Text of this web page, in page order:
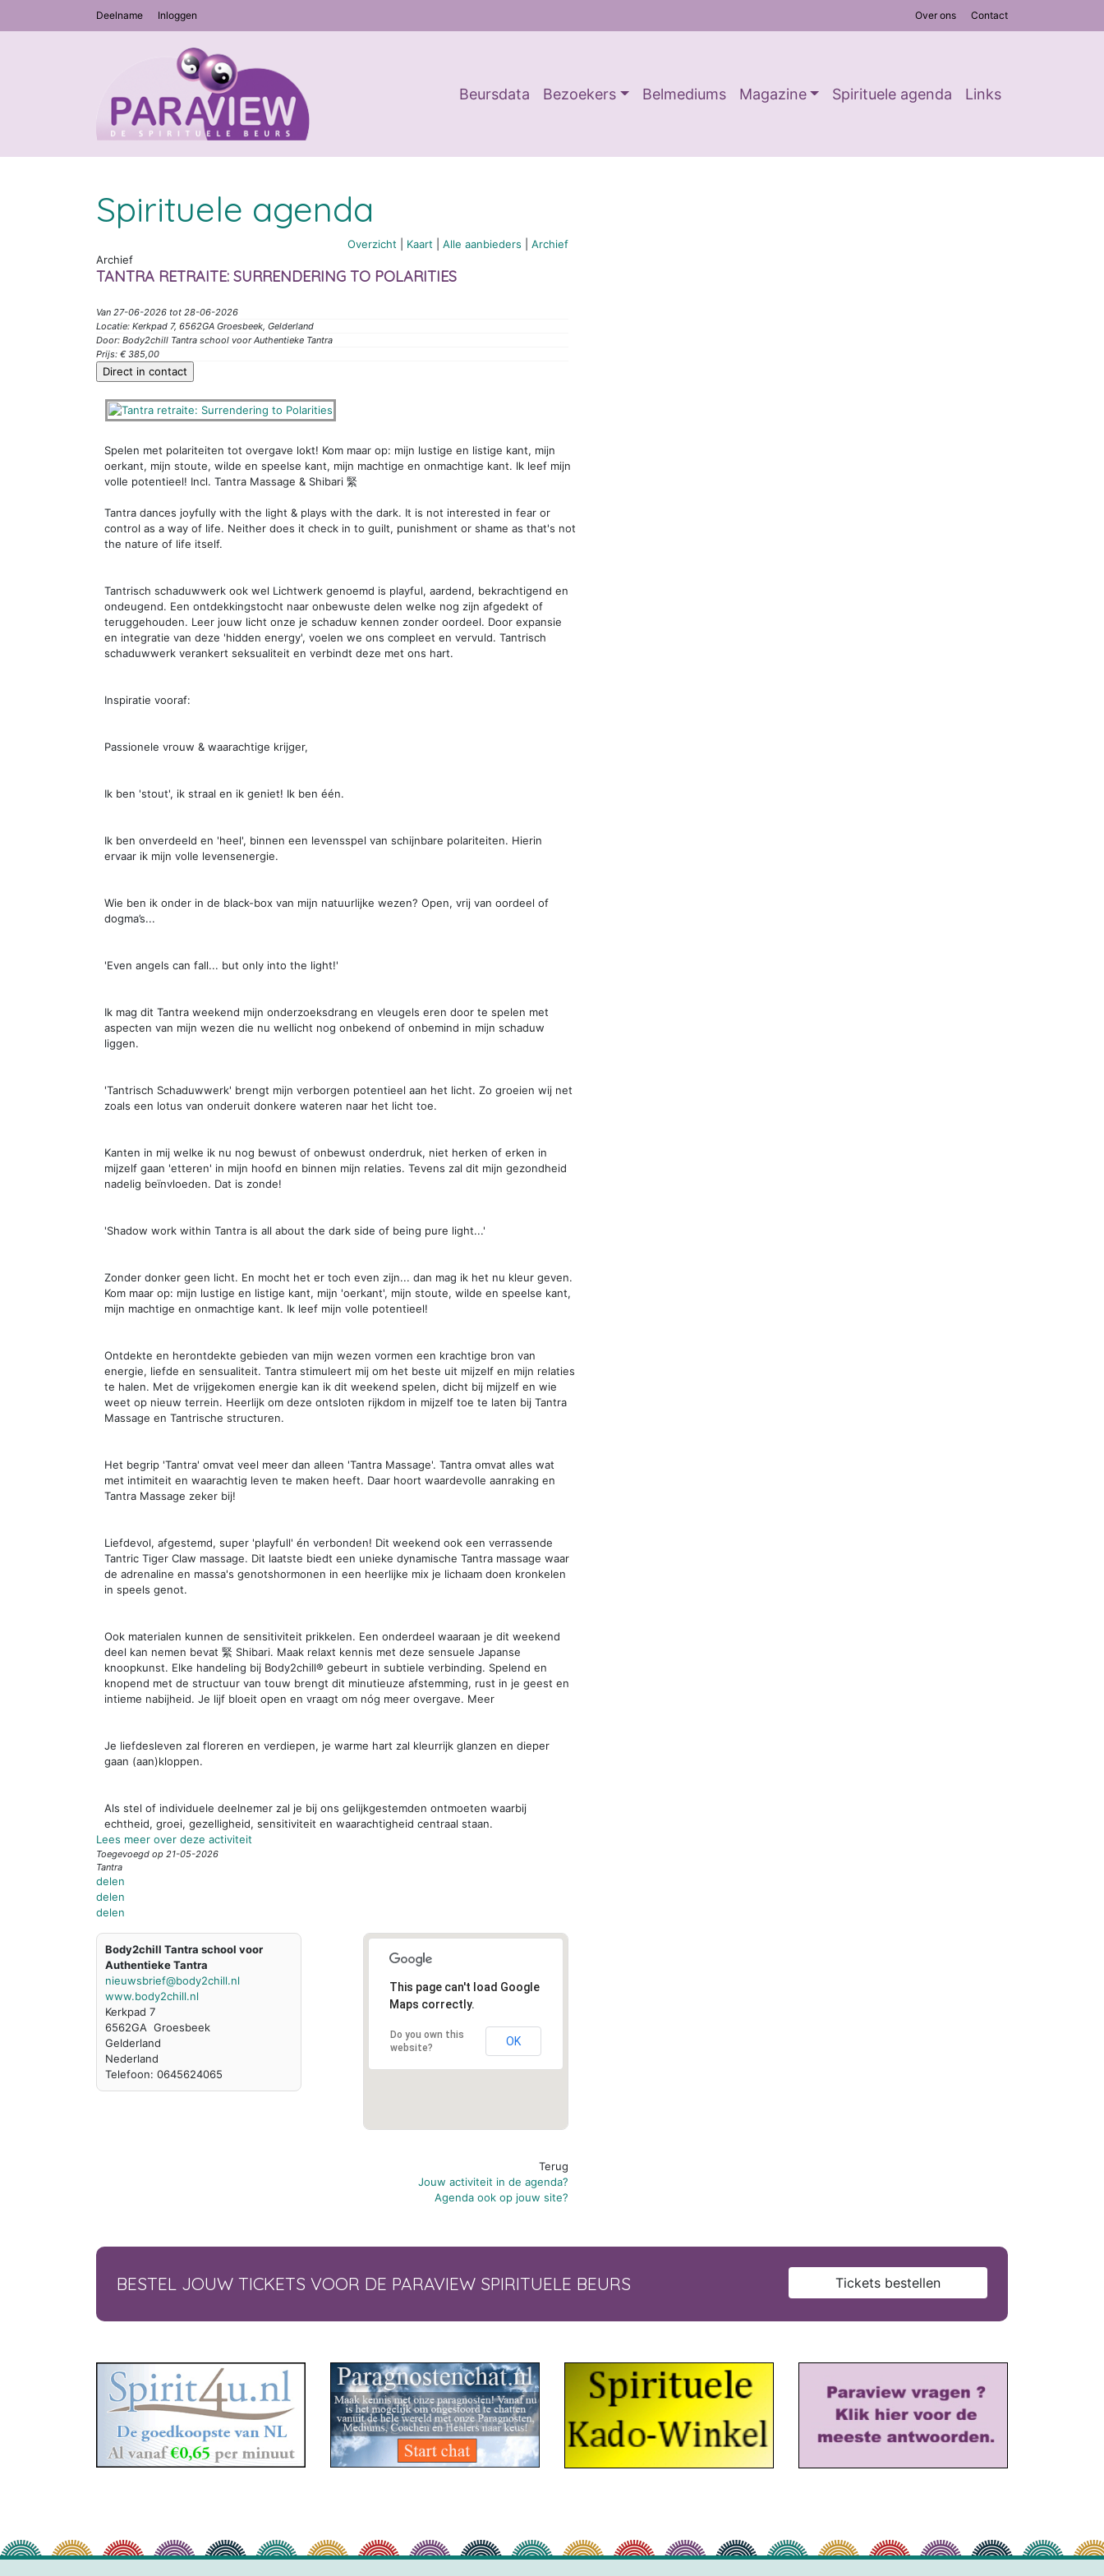
Deelname Inloggen Over ons Contact
Beursdata Bezoekers Belmediums Magazine Spirituele agenda Links
Spirituele agenda
Overzicht Kaart Alle aanbieders
Archief
Archief
TANTRA RETRAITE: SURRENDERING TO POLARITIES
Van 27-06-2026 tot 28-06-2026
Locatie: Kerkpad 7, 6562GA Groesbeek, Gelderland
Door: Body2chill Tantra school voor Authentieke Tantra
Prijs: € 385,00
Spelen met polariteiten tot overgave lokt! Kom maar op: mijn lustige en listige kant, mijn
oerkant, mijn stoute, wilde en speelse kant, mijn machtige en onmachtige kant. Ik leef mijn
volle potentieel! Incl. Tantra Massage & Shibari 緊
Tantra dances joyfully with the light & plays with the dark. It is not interested in fear or
control as a way of life. Neither does it check in to guilt, punishment or shame as that's not
the nature of life itself.
Tantrisch schaduwwerk ook wel Lichtwerk genoemd is playful, aardend, bekrachtigend en
ondeugend. Een ontdekkingstocht naar onbewuste delen welke nog zijn afgedekt of
teruggehouden. Leer jouw licht onze je schaduw kennen zonder oordeel. Door expansie
en integratie van deze 'hidden energy', voelen we ons compleet en vervuld. Tantrisch
schaduwwerk verankert seksualiteit en verbindt deze met ons hart.
Inspiratie vooraf:
Passionele vrouw & waarachtige krijger,
Ik ben 'stout', ik straal en ik geniet! Ik ben één.
Ik ben onverdeeld en 'heel', binnen een levensspel van schijnbare polariteiten. Hierin
ervaar ik mijn volle levensenergie.
Wie ben ik onder in de black-box van mijn natuurlijke wezen? Open, vrij van oordeel of
dogma’s...
'Even angels can fall... but only into the light!'
Ik mag dit Tantra weekend mijn onderzoeksdrang en vleugels eren door te spelen met
aspecten van mijn wezen die nu wellicht nog onbekend of onbemind in mijn schaduw
liggen.
'Tantrisch Schaduwwerk' brengt mijn verborgen potentieel aan het licht. Zo groeien wij net
zoals een lotus van onderuit donkere wateren naar het licht toe.
Kanten in mij welke ik nu nog bewust of onbewust onderdruk, niet herken of erken in
mijzelf gaan 'etteren' in mijn hoofd en binnen mijn relaties. Tevens zal dit mijn gezondheid
nadelig beïnvloeden. Dat is zonde!
'Shadow work within Tantra is all about the dark side of being pure light...'
Zonder donker geen licht. En mocht het er toch even zijn... dan mag ik het nu kleur geven.
Kom maar op: mijn lustige en listige kant, mijn 'oerkant', mijn stoute, wilde en speelse kant,
mijn machtige en onmachtige kant. Ik leef mijn volle potentieel!
Ontdekte en herontdekte gebieden van mijn wezen vormen een krachtige bron van
energie, liefde en sensualiteit. Tantra stimuleert mij om het beste uit mijzelf en mijn relaties
te halen. Met de vrijgekomen energie kan ik dit weekend spelen, dicht bij mijzelf en wie
weet op nieuw terrein. Heerlijk om deze ontsloten rijkdom in mijzelf toe te laten bij Tantra
Massage en Tantrische structuren.
Het begrip 'Tantra' omvat veel meer dan alleen 'Tantra Massage'. Tantra omvat alles wat
met intimiteit en waarachtig leven te maken heeft. Daar hoort waardevolle aanraking en
Tantra Massage zeker bij!
Liefdevol, afgestemd, super 'playfull' én verbonden! Dit weekend ook een verrassende
Tantric Tiger Claw massage. Dit laatste biedt een unieke dynamische Tantra massage waar
de adrenaline en massa's genotshormonen in een heerlijke mix je lichaam doen kronkelen
in speels genot.
Ook materialen kunnen de sensitiviteit prikkelen. Een onderdeel waaraan je dit weekend
deel kan nemen bevat 緊 Shibari. Maak relaxt kennis met deze sensuele Japanse
knoopkunst. Elke handeling bij Body2chill® gebeurt in subtiele verbinding. Spelend en
knopend met de structuur van touw brengt dit minutieuze afstemming, rust in je geest en
intieme nabijheid. Je lijf bloeit open en vraagt om nóg meer overgave. Meer
Je liefdesleven zal floreren en verdiepen, je warme hart zal kleurrijk glanzen en dieper
gaan (aan)kloppen.
Als stel of individuele deelnemer zal je bij ons gelijkgestemden ontmoeten waarbij
echtheid, groei, gezelligheid, sensitiviteit en waarachtigheid centraal staan.
Lees meer over deze activiteit
Toegevoegd op 21-05-2026
Tantra
delen
delen
delen
Body2chill Tantra school voor
Authentieke Tantra
nieuwsbrief@body2chill.nl
www.body2chill.nl
Kerkpad 7
6562GA Groesbeek
Gelderland
Nederland
Telefoon: 0645624065
This page can't load Google
Maps correctly.
Do you own this
website?
OK
Terug
Jouw activiteit in de agenda?
Agenda ook op jouw site?
BESTEL JOUW TICKETS VOOR DE PARAVIEW SPIRITUELE BEURS Tickets bestellen